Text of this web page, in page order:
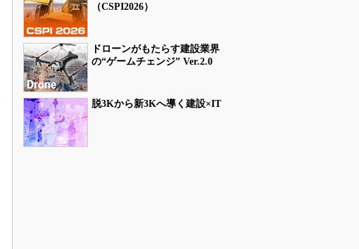
（CSPI2026）
ドローンがもたらす建設業界
の“ゲームチェンジ” Ver.2.0
脱3Kから新3Kへ導く建設×IT